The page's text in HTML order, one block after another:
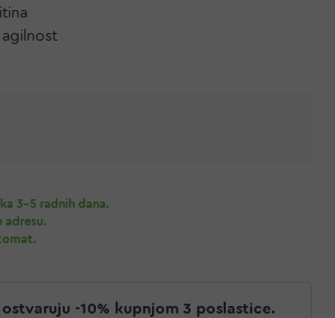
agilnost
3-5 radnih dana.
adresu.
-10% kupnjom 3 poslastice.